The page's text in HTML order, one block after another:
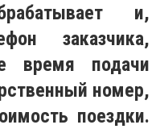
и,
заказчика,
время подачи
номер,
поездки.